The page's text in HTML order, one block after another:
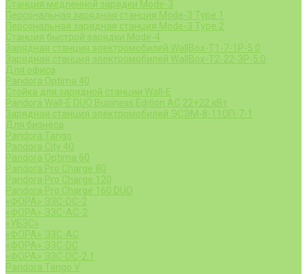
Станция медленной зарядки Mode-3
Персональная зарядная станция Mode-3 Type 1
Персональная зарядная станция Mode-3 Type 2
Станция быстрой зарядки Mode-4
Зарядная станция электромобилей WallBox-Т1-7-1Р-5.0
Зарядная станция электромобилей WallBox-Т2-22-3Р-5.0
Для офиса
Pandora Optima 40
Стойка для зарядной станции Wall-E
Pandora Wall-E DUO Business Edition AC 22+22 кВт
Зарядная станция электромобилей ЭСЭМ-8-11ОП-7-1
Для бизнеса
Pandora Tango
Pandora City 40
Pandora Optima 60
Pandora Pro Charge 80
Pandora Pro Charge 120
Pandora Pro Charge 160 DUO
«ФОРА» ЭЗС-DC-2
«ФОРА» ЭЗС-AC-2
«УБЗС»
«ФОРА» ЭЗС-AC
«ФОРА» ЭЗС-DC
«ФОРА» ЭЗС-DC-2.1
Pandora Tango V